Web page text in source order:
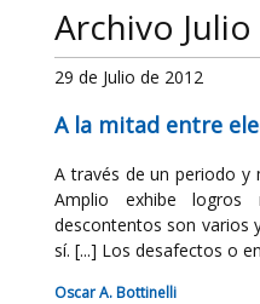
Archivo
29 de Julio de 2012
A la mitad entre
A través de un periodo y
Amplio exhibe logros
descontentos son varios
sí. [...] Los desafectos o
Oscar A. Bottinelli